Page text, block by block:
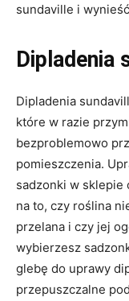
sundaville i
Dipladenia
Dipladenia
które w razie
bezproblemowo
pomieszczenia.
sadzonki w sklepie
na to, czy roślina
przelana i czy jej
wybierzesz
glebę do uprawy
przepuszczalne